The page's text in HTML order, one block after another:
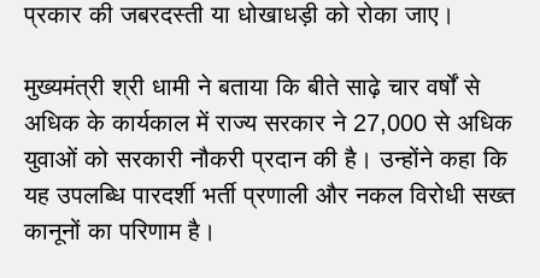
प्रकार की जबरदस्ती या धोखाधड़ी को रोका जाए।
मुख्यमंत्री श्री धामी ने बताया कि बीते साढ़े चार वर्षों से
अधिक के कार्यकाल में राज्य सरकार ने 27,000 से अधिक
युवाओं को सरकारी नौकरी प्रदान की है। उन्होंने कहा कि
यह उपलब्धि पारदर्शी भर्ती प्रणाली और नकल विरोधी सख्त
कानूनों का परिणाम है।